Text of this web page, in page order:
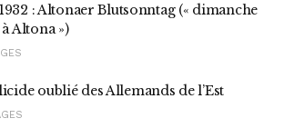
: Altonaer Blutsonntag (« dimanche
Altona »)
oublié des Allemands de l’Est